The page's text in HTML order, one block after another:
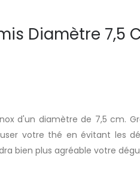
Diamètre 7,5
d'un diamètre de 7,5 cm.
votre thé en évitant les
bien plus agréable votre